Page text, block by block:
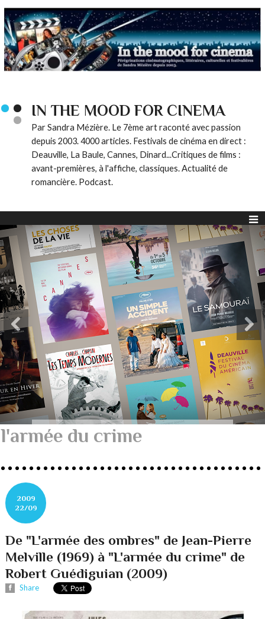
IN THE MOOD FOR CINEMA
Par Sandra Mézière. Le 7ème art raconté avec passion
depuis 2003. 4000 articles. Festivals de cinéma en direct :
Deauville, La Baule, Cannes, Dinard...Critiques de films :
avant-premières, à l'affiche, classiques. Actualité de
romancière. Podcast.
l'armée du crime
2009
22/09
De "L'armée des ombres" de Jean-Pierre
Melville (1969) à "L'armée du crime" de
Robert Guédiguian (2009)
Share